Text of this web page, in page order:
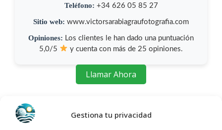
Gestiona tu privacidad
Teléfono: +34 626 05 85 27
Sitio web: www.victorsarabiagraufotografia.com
Opiniones: Los clientes le han dado una puntuación
5,0/5
y cuenta con más de 25 opiniones.
Llamar Ahora
Como llegar a Victor Sarabia
Grau FotografíA